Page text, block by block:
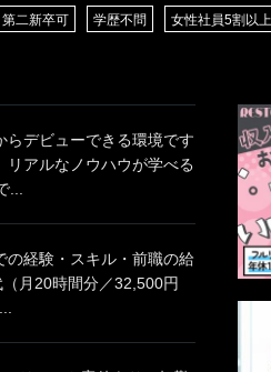
第二新卒可 学歴不問 女性社員5割以上
らデビューできる環境です
アルなノウハウが学べる
...
経験・スキル・前職の給
月20時間分／32,500円